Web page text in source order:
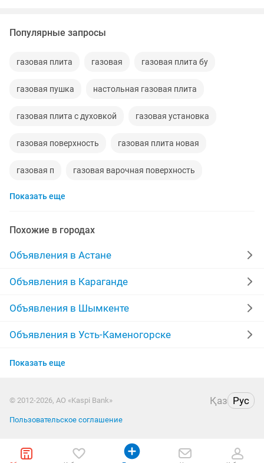
Популярные запросы
газовая плита газовая газовая плита бу
газовая пушка настольная газовая плита
газовая плита с духовкой газовая установка
газовая поверхность газовая плита новая
газовая п газовая варочная поверхность
газовая тепловая пушка
плитка газовая газовая плита б у
комбинированная газовая плита
Показать еще
Похожие в городах
Объявления в Астане
Объявления в Караганде
Объявления в Шымкенте
Объявления в Усть-Каменогорске
Объявления в Актобе
Объявления в Таразе
Объявления в Павлодаре
Показать еще
© 2012-2026, АО «Kaspi Bank» Қаз Рус
Пользовательское соглашение